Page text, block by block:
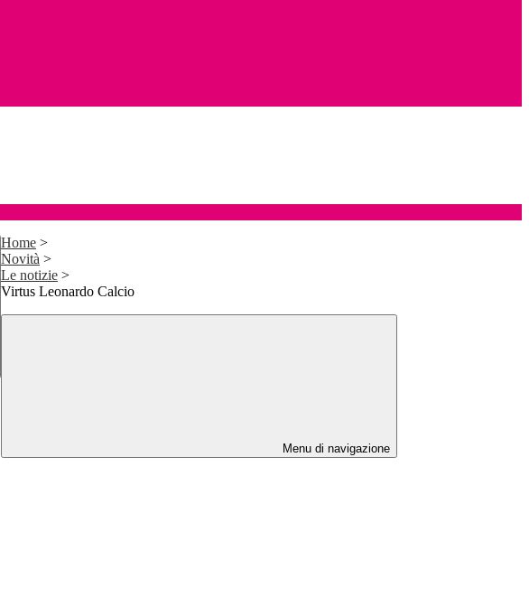
Home >
Novità >
Le notizie >
Virtus Leonardo Calcio
Menu di navigazione